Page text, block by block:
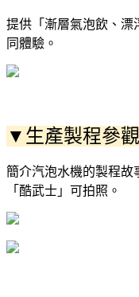
提供「漸層氣泡飲、
同體驗。
▼生產製程參
簡介汽泡水機的製程故
「酷武士」可拍照。